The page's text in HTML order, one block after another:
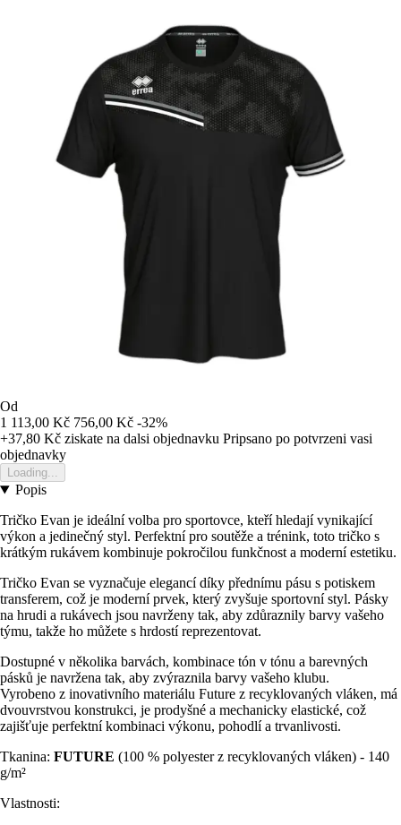
Od
1 113,00 Kč 756,00 Kč -32%
+37,80 Kč ziskate na dalsi objednavku Pripsano po potvrzeni vasi
objednavky
Loading...
Popis
Tričko Evan je ideální volba pro sportovce, kteří hledají vynikající
výkon a jedinečný styl. Perfektní pro soutěže a trénink, toto tričko s
krátkým rukávem kombinuje pokročilou funkčnost a moderní estetiku.
Tričko Evan se vyznačuje elegancí díky přednímu pásu s potiskem
transferem, což je moderní prvek, který zvyšuje sportovní styl. Pásky
na hrudi a rukávech jsou navrženy tak, aby zdůraznily barvy vašeho
týmu, takže ho můžete s hrdostí reprezentovat.
Dostupné v několika barvách, kombinace tón v tónu a barevných
pásků je navržena tak, aby zvýraznila barvy vašeho klubu.
Vyrobeno z inovativního materiálu Future z recyklovaných vláken, má
dvouvrstvou konstrukci, je prodyšné a mechanicky elastické, což
zajišťuje perfektní kombinaci výkonu, pohodlí a trvanlivosti.
Tkanina: FUTURE (100 % polyester z recyklovaných vláken) - 140
g/m²
Vlastnosti: